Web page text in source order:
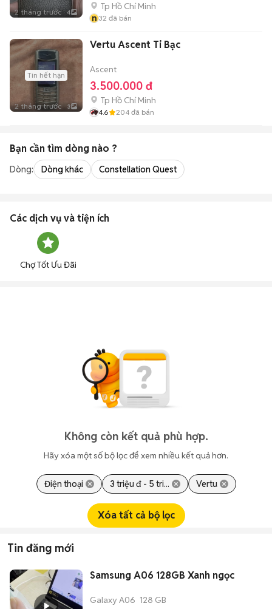
2 tháng trước 4
Tp Hồ Chí Minh
n32 đã bán
Tin hết hạn
2 tháng trước 3
Vertu Ascent Ti Bạc
Ascent
3.500.000 đ
Tp Hồ Chí Minh
4.6 204 đã bán
Bạn cần tìm dòng nào ?
Dòng: Dòng khác Constellation Quest
Các dịch vụ và tiện ích
Chợ Tốt Ưu Đãi
Không còn kết quả phù hợp.
Hãy xóa một số bộ lọc để xem nhiều kết quả hơn.
Điện thoại 3 triệu đ - 5 tri... Vertu
Xóa tất cả bộ lọc
Tin đăng mới
Samsung A06 128GB Xanh ngọc
Galaxy A06 128 GB